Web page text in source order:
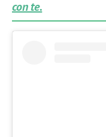
con te.